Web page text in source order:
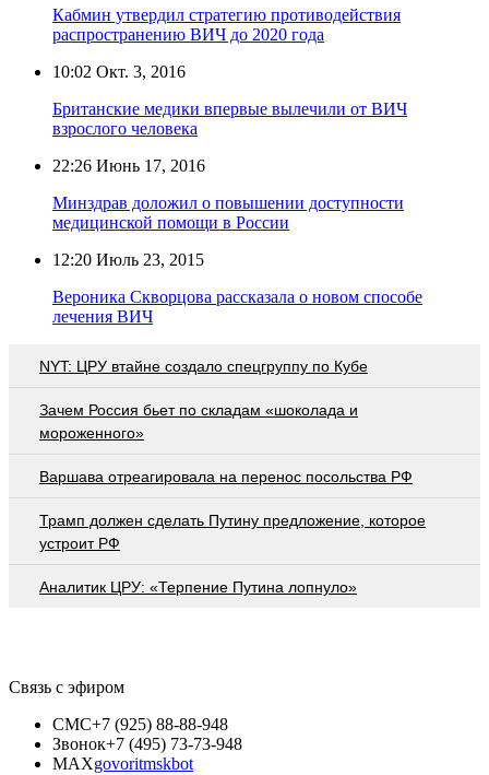
Кабмин утвердил стратегию противодействия
распространению ВИЧ до 2020 года
10:02 Окт. 3, 2016
Британские медики впервые вылечили от ВИЧ
взрослого человека
22:26 Июнь 17, 2016
Минздрав доложил о повышении доступности
медицинской помощи в России
12:20 Июль 23, 2015
Вероника Скворцова рассказала о новом способе
лечения ВИЧ
NYT: ЦРУ втайне создало спецгруппу по Кубе
Зачем Россия бьет по складам «шоколада и
мороженного»
Варшава отреагировала на перенос посольства РФ
Трамп должен сделать Путину предложение, которое
устроит РФ
Аналитик ЦРУ: «Терпение Путина лопнуло»
Связь с эфиром
СМС+7 (925) 88-88-948
Звонок+7 (495) 73-73-948
MAXgovoritmskbot